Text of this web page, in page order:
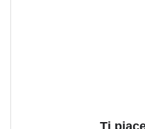
Ti